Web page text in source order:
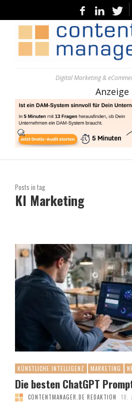
Digital Marketing &
Anzeige
Posts in tag
KI Marketing
KÜNSTLICHE INTELLIGENZ MARKETING
Die besten ChatGPT
CONTENTMANAGER.DE REDAKTION 10.